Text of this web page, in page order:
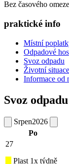
Bez časového
praktické info
Místní
Odpadové
Svoz odpadu
Životní situace
Informace od
Svoz odpadu
Srpen2026
Po
27
Plast 1x týdně